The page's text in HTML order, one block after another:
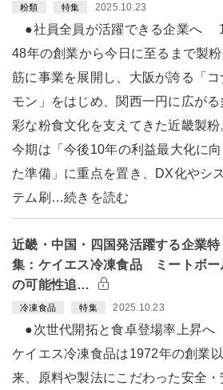
粉類 特集 2025.10.23
●社員全員が活躍できる企業へ
48年の創業から今日に至るまで製
筋に事業を展開し、大阪が誇る「コ
モン」をはじめ、関西一円に広がる
彩な粉食文化を支えてきた近畿製粉
今期は「今後10年の利益最大化に
た準備」に重点を置き、DX化やシス
テム刷…続きを読む
近畿・中国・四国発活躍する企業特
集：ケイエス冷凍食品 ミートボー
の可能性追…
冷凍食品 特集 2025.10.23
●次世代開拓と食卓登場率上昇
ケイエス冷凍食品は1972年の創業以
来、原料や製法にこだわった安全・